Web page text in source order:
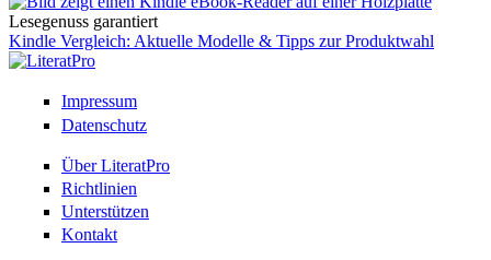
Lesegenuss garantiert
Kindle Vergleich: Aktuelle Modelle & Tipps zur Produktwahl
Impressum
Datenschutz
Über LiteratPro
Richtlinien
Unterstützen
Kontakt